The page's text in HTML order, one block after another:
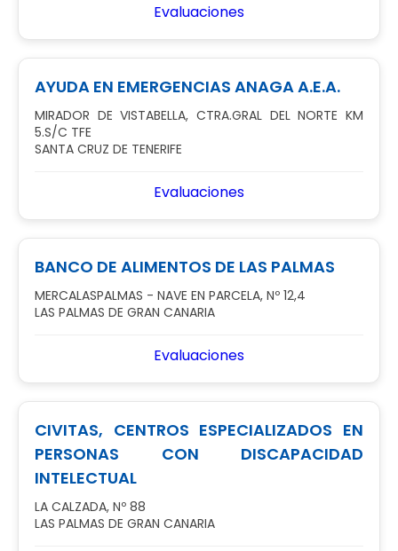
Evaluaciones
AYUDA EN EMERGENCIAS ANAGA A.E.A.
MIRADOR DE VISTABELLA, CTRA.GRAL DEL NORTE KM
5.S/C TFE
SANTA CRUZ DE TENERIFE
Evaluaciones
BANCO DE ALIMENTOS DE LAS PALMAS
MERCALASPALMAS - NAVE EN PARCELA, Nº 12,4
LAS PALMAS DE GRAN CANARIA
Evaluaciones
CIVITAS, CENTROS ESPECIALIZADOS EN
PERSONAS CON DISCAPACIDAD
INTELECTUAL
LA CALZADA, Nº 88
LAS PALMAS DE GRAN CANARIA